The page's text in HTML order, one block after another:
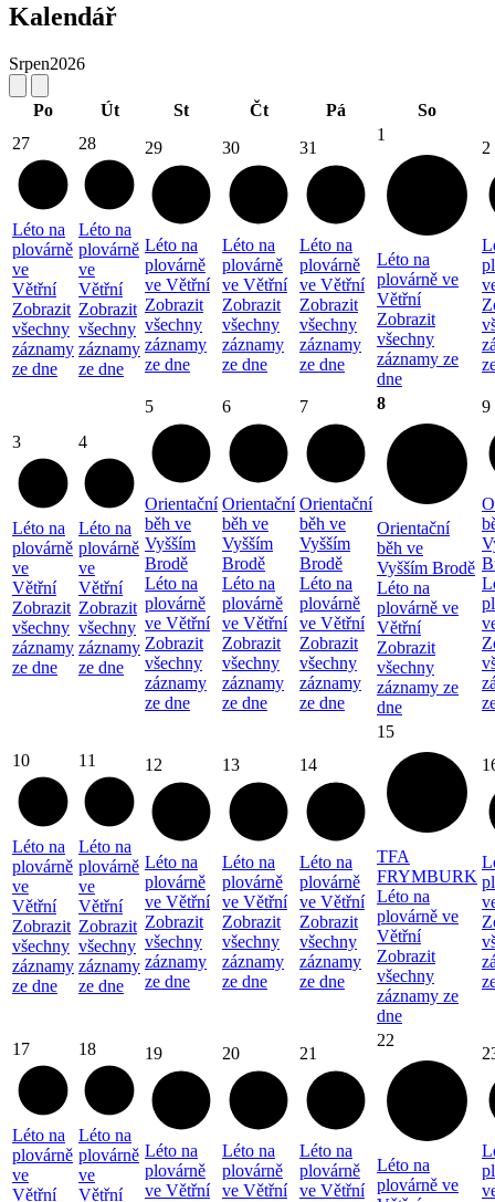
Kalendář
Srpen2026
Po Út St Čt Pá
So
27
Léto na
plovárně
ve
Větřní
Zobrazit
všechny
záznamy
ze dne
28
Léto na
plovárně
ve
Větřní
Zobrazit
všechny
záznamy
ze dne
29
Léto na
plovárně
ve Větřní
Zobrazit
všechny
záznamy
ze dne
30
Léto na
plovárně
ve Větřní
Zobrazit
všechny
záznamy
ze dne
31
Léto na
plovárně
ve Větřní
Zobrazit
všechny
záznamy
ze dne
1
Léto na
plovárně ve
Větřní
Zobrazit
všechny
záznamy ze
dne
2
3
Léto na
plovárně
ve
Větřní
Zobrazit
všechny
záznamy
ze dne
4
Léto na
plovárně
ve
Větřní
Zobrazit
všechny
záznamy
ze dne
5
Orientační
běh ve
Vyšším
Brodě
Léto na
plovárně
ve Větřní
Zobrazit
všechny
záznamy
ze dne
6
Orientační
běh ve
Vyšším
Brodě
Léto na
plovárně
ve Větřní
Zobrazit
všechny
záznamy
ze dne
7
Orientační
běh ve
Vyšším
Brodě
Léto na
plovárně
ve Větřní
Zobrazit
všechny
záznamy
ze dne
8
Orientační
běh ve
Vyšším Brodě
Léto na
plovárně ve
Větřní
Zobrazit
všechny
záznamy ze
dne
9
10
Léto na
plovárně
ve
Větřní
Zobrazit
všechny
záznamy
ze dne
11
Léto na
plovárně
ve
Větřní
Zobrazit
všechny
záznamy
ze dne
12
Léto na
plovárně
ve Větřní
Zobrazit
všechny
záznamy
ze dne
13
Léto na
plovárně
ve Větřní
Zobrazit
všechny
záznamy
ze dne
14
Léto na
plovárně
ve Větřní
Zobrazit
všechny
záznamy
ze dne
15
TFA
FRYMBURK
Léto na
plovárně ve
Větřní
Zobrazit
všechny
záznamy ze
dne
17
Léto na
plovárně
ve
Větřní
18
Léto na
plovárně
ve
Větřní
19
Léto na
plovárně
ve Větřní
20
Léto na
plovárně
ve Větřní
21
Léto na
plovárně
ve Větřní
22
Léto na
plovárně ve